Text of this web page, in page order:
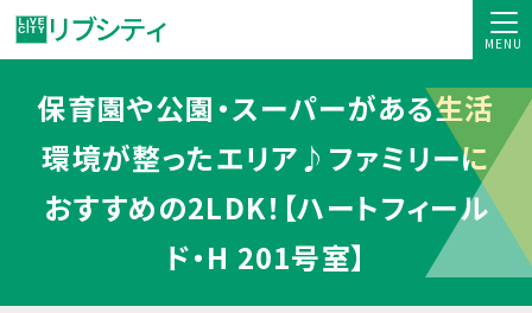
MENU
保育園や公園・スーパーがある生活
環境が整ったエリア♪ファミリーに
おすすめの2LDK！【ハートフィール
ド・H 201号室】